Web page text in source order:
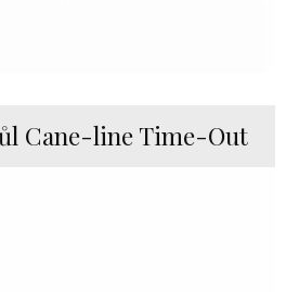
Cane-line Time-Out